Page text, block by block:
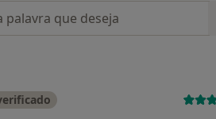
opiniões